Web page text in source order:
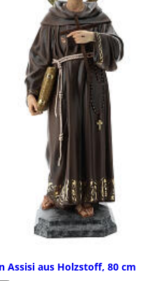
Assisi aus Holzstoff, 80 cm